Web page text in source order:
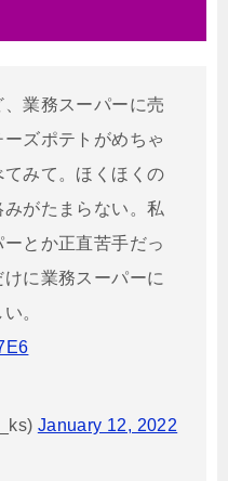
業務スーパーに売
ズポテトがめちゃ
てみて。ほくほくの
がたまらない。私
とか正直苦手だっ
に業務スーパーに
。
January 12, 2022